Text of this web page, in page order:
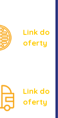
Link do
oferty
Link do
oferty